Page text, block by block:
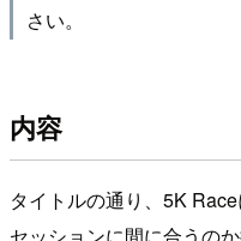
さい。
内容
タイトルの通り、5K